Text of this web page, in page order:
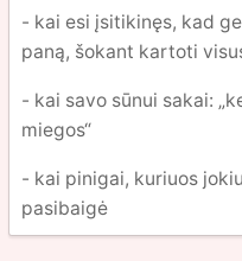
- kai esi įsitikinęs, kad
paną, šokant kartoti
- kai savo sūnui sakai:
miegos“
- kai pinigai, kuriuos
pasibaigė